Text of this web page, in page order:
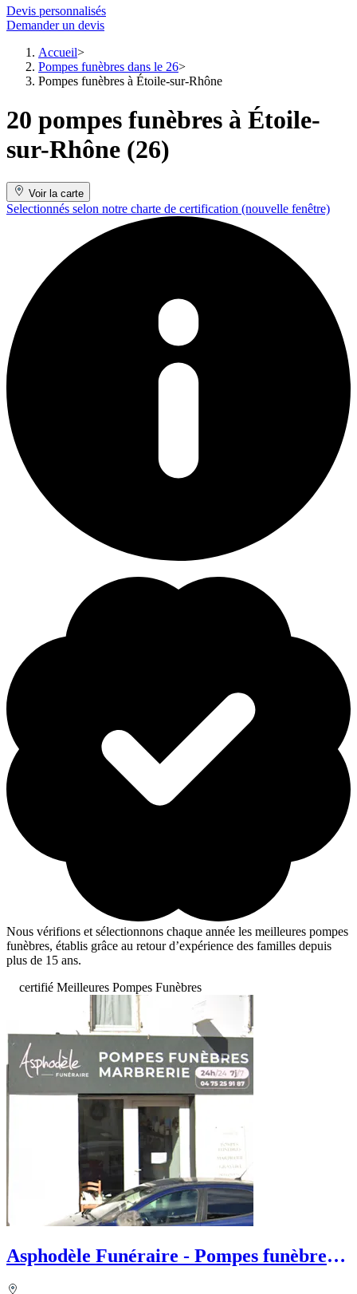
Devis personnalisés
Demander un devis
Accueil
Pompes funèbres dans le 26
Pompes funèbres à Étoile-sur-Rhône
20 pompes funèbres à Étoile-
sur-Rhône (26)
Voir la carte
Selectionnés selon notre charte de certification (nouvelle fenêtre)
Nous vérifions et sélectionnons chaque année les meilleures pompes
funèbres, établis grâce au retour d’expérience des familles depuis
plus de 15 ans.
certifié Meilleures Pompes Funèbres
Asphodèle Funéraire - Pompes funèbres